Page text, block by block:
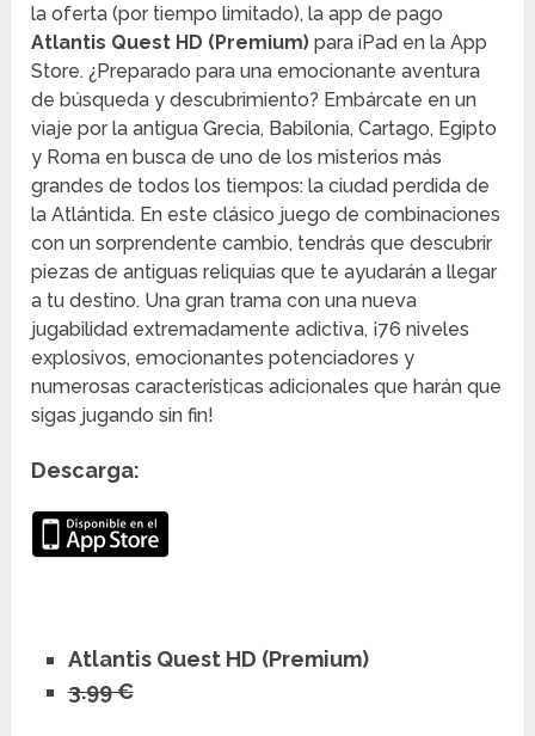
la oferta (por tiempo limitado), la app de pago
Atlantis Quest HD (Premium) para iPad en la App
Store. ¿Preparado para una emocionante aventura
de búsqueda y descubrimiento? Embárcate en un
viaje por la antigua Grecia, Babilonia, Cartago, Egipto
y Roma en busca de uno de los misterios más
grandes de todos los tiempos: la ciudad perdida de
la Atlántida. En este clásico juego de combinaciones
con un sorprendente cambio, tendrás que descubrir
piezas de antiguas reliquias que te ayudarán a llegar
a tu destino. Una gran trama con una nueva
jugabilidad extremadamente adictiva, ¡76 niveles
explosivos, emocionantes potenciadores y
numerosas características adicionales que harán que
sigas jugando sin fin!
Descarga:
Atlantis Quest HD (Premium)
3.99 €